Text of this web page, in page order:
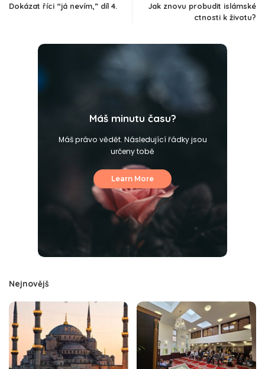
Dokázat říci “já nevím,” díl 4.
Jak znovu probudit islámské
ctnosti k životu?
Máš minutu času?
Máš právo vědět. Následující řádky jsou
určeny tobě
Learn More
Nejnovějš